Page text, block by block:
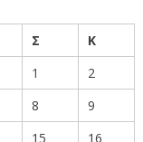
Σ
Κ
1
2
8
9
15
16